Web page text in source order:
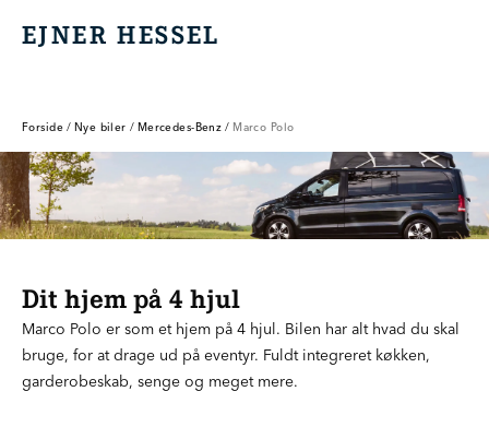
EJNER HESSEL
EJNER HESSEL
Forside / Nye biler / Mercedes-Benz / Marco Polo
Dit hjem på 4 hjul
Marco Polo er som et hjem på 4 hjul. Bilen har alt hvad du skal
bruge, for at drage ud på eventyr. Fuldt integreret køkken,
garderobeskab, senge og meget mere.